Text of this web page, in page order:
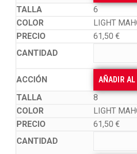
6
LIGHT
61,50 €
AÑADIR
8
LIGHT
61,50 €